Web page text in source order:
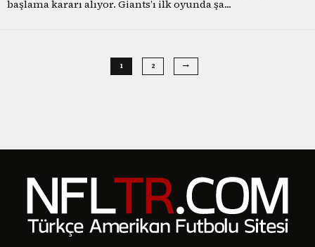
başlama kararı alıyor. Giants’ı ilk oyunda şa...
1 2